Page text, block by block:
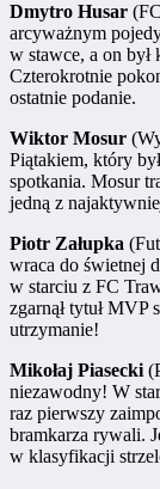
Dmytro Husar
arcyważnym
w stawce, a on był
Czterokrotnie
ostatnie podanie.
Wiktor Mosur
Piątakiem, który
spotkania. Mosur
jedną z
Piotr Załupka
wraca do świetnej
w starciu z FC
zgarnął tytuł MVP
utrzymanie!
Mikołaj Piasecki
niezawodny! W
raz pierwszy
bramkarza rywali.
w klasyfikacji